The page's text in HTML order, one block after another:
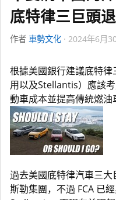
底特律三巨頭
作者 車勢文化 2024年6月
根據美國銀行建議底特
用以及Stellantis）應該
動車成本並提高傳統燃油
過去美國底特律汽車三大
斯勒集團，不過 FCA 已